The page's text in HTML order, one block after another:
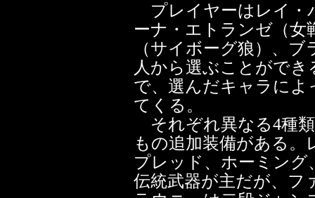
プレイヤーはレイ・
ーナ・エトランゼ（女
（サイボーグ狼）、
人から選ぶことができ
で、選んだキャラに
てくる。
それぞれ異なる4種
もの追加装備がある
プレッド、ホーミン
伝統武器が主だが、フ